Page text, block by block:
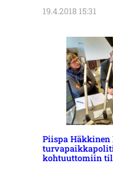
19.4.2018 15:31
Piispa Häkkinen
kohtuuttomiin